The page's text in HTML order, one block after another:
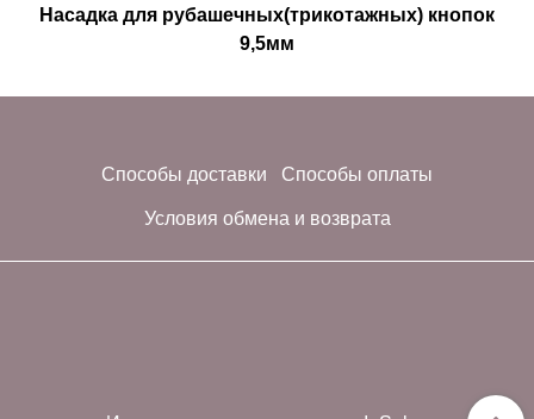
Насадка для рубашечных(трикотажных) кнопок
9,5мм
Способы доставки Способы оплаты
Условия обмена и возврата